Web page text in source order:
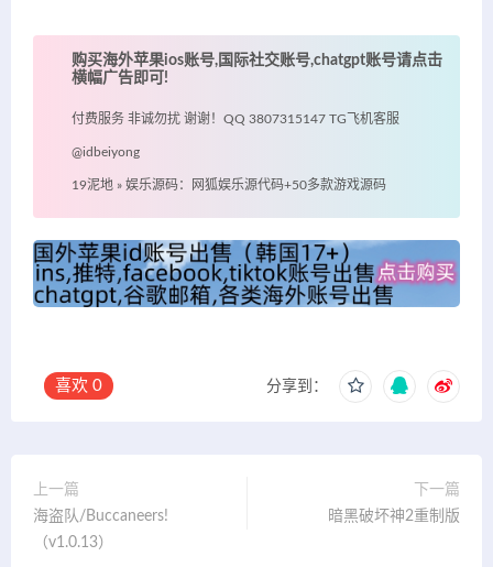
购买海外苹果ios账号,国际社交账号,chatgpt账号请点击
横幅广告即可!
付费服务 非诚勿扰 谢谢！QQ 3807315147 TG飞机客服
@idbeiyong
19泥地 » 娱乐源码：网狐娱乐源代码+50多款游戏源码
喜欢 0 分享到：
上一篇
海盗队/Buccaneers!
（v1.0.13）
下一篇
暗黑破坏神2重制版